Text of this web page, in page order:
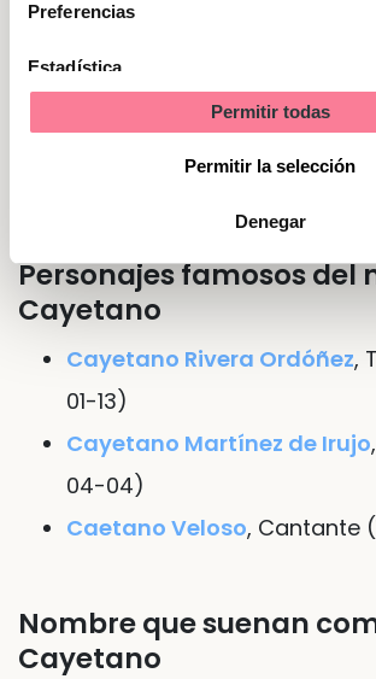
Preferencias
Estadística
Permitir todas
Permitir la selección
Denegar
Nombre de Cayetano
lenguas o idiomas
Enitaliano Gaetano
Caetano
Personajes famosos del
Cayetano
Cayetano Rivera Ordóñez,
01-13)
Cayetano Martínez de Irujo
04-04)
Caetano Veloso, Cantante
Nombre que suenan
Cayetano